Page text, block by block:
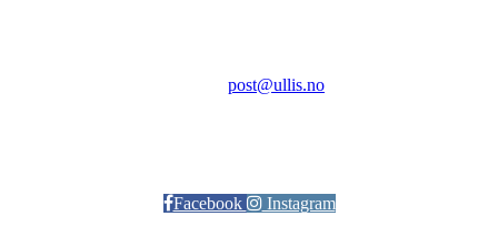
post@ullis.no
Facebook Instagram